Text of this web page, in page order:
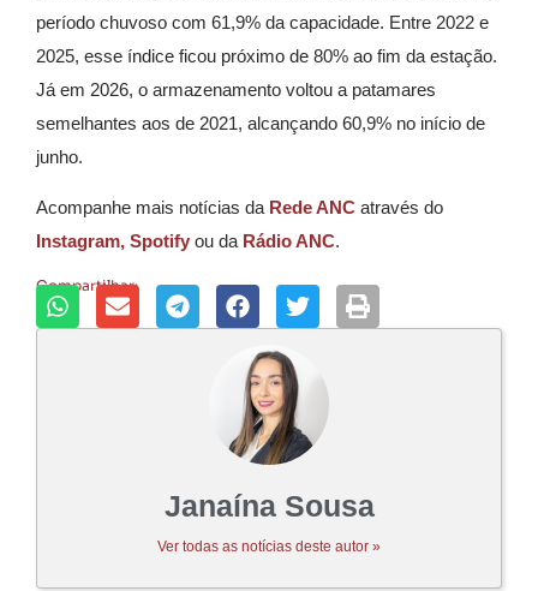
período chuvoso com 61,9% da capacidade. Entre 2022 e
2025, esse índice ficou próximo de 80% ao fim da estação.
Já em 2026, o armazenamento voltou a patamares
semelhantes aos de 2021, alcançando 60,9% no início de
junho.
Acompanhe mais notícias da Rede ANC através do
Instagram, Spotify ou da Rádio ANC.
Compartilhar:
Janaína Sousa
Ver todas as notícias deste autor »